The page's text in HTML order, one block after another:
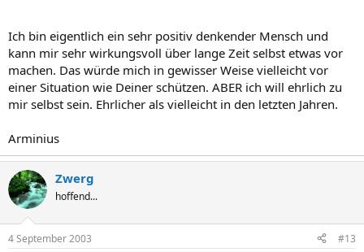
Ich bin eigentlich ein sehr positiv denkender Mensch und
kann mir sehr wirkungsvoll über lange Zeit selbst etwas vor
machen. Das würde mich in gewisser Weise vielleicht vor
einer Situation wie Deiner schützen. ABER ich will ehrlich zu
mir selbst sein. Ehrlicher als vielleicht in den letzten Jahren.
Arminius
Zwerg
hoffend...
4 September 2003 #13